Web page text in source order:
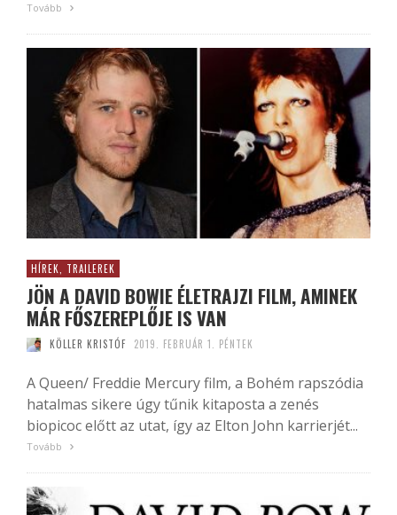
Tovább
HÍREK, TRAILEREK
JÖN A DAVID BOWIE ÉLETRAJZI FILM, AMINEK
MÁR FŐSZEREPLŐJE IS VAN
KÖLLER KRISTÓF 2019. FEBRUÁR 1. PÉNTEK
A Queen/ Freddie Mercury film, a Bohém rapszódia
hatalmas sikere úgy tűnik kitaposta a zenés
biopicoc előtt az utat, így az Elton John karrierjét...
Tovább